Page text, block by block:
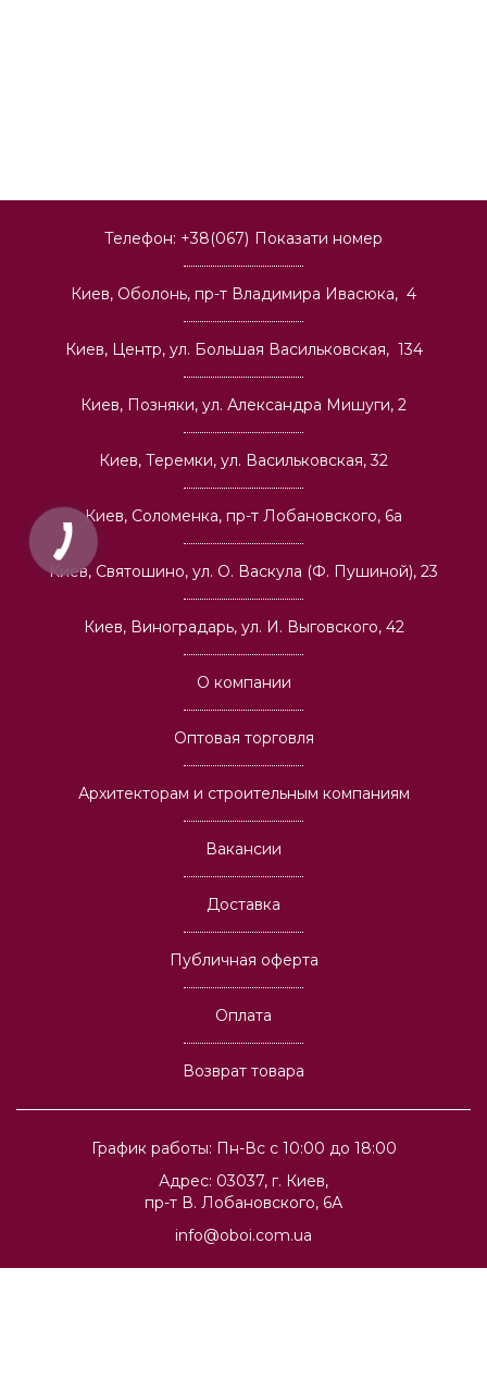
Телефон: +38(067) Показати номер
Киев, Оболонь, пр-т Владимира Ивасюка, 4
Киев, Центр, ул. Большая Васильковская, 134
Киев, Позняки, ул. Александра Мишуги, 2
Киев, Теремки, ул. Васильковская, 32
Киев, Соломенка, пр-т Лобановского, 6а
Киев, Святошино, ул. О. Васкула (Ф. Пушиной), 23
Киев, Виноградарь, ул. И. Выговского, 42
График работы: Пн-Вс с 10:00 до 18:00
Адрес: 03037, г. Киев,
пр-т В. Лобановского, 6А
info@oboi.com.ua
О компании
Оптовая торговля
Архитекторам и строительным компаниям
Вакансии
Доставка
Публичная оферта
Оплата
Возврат товара